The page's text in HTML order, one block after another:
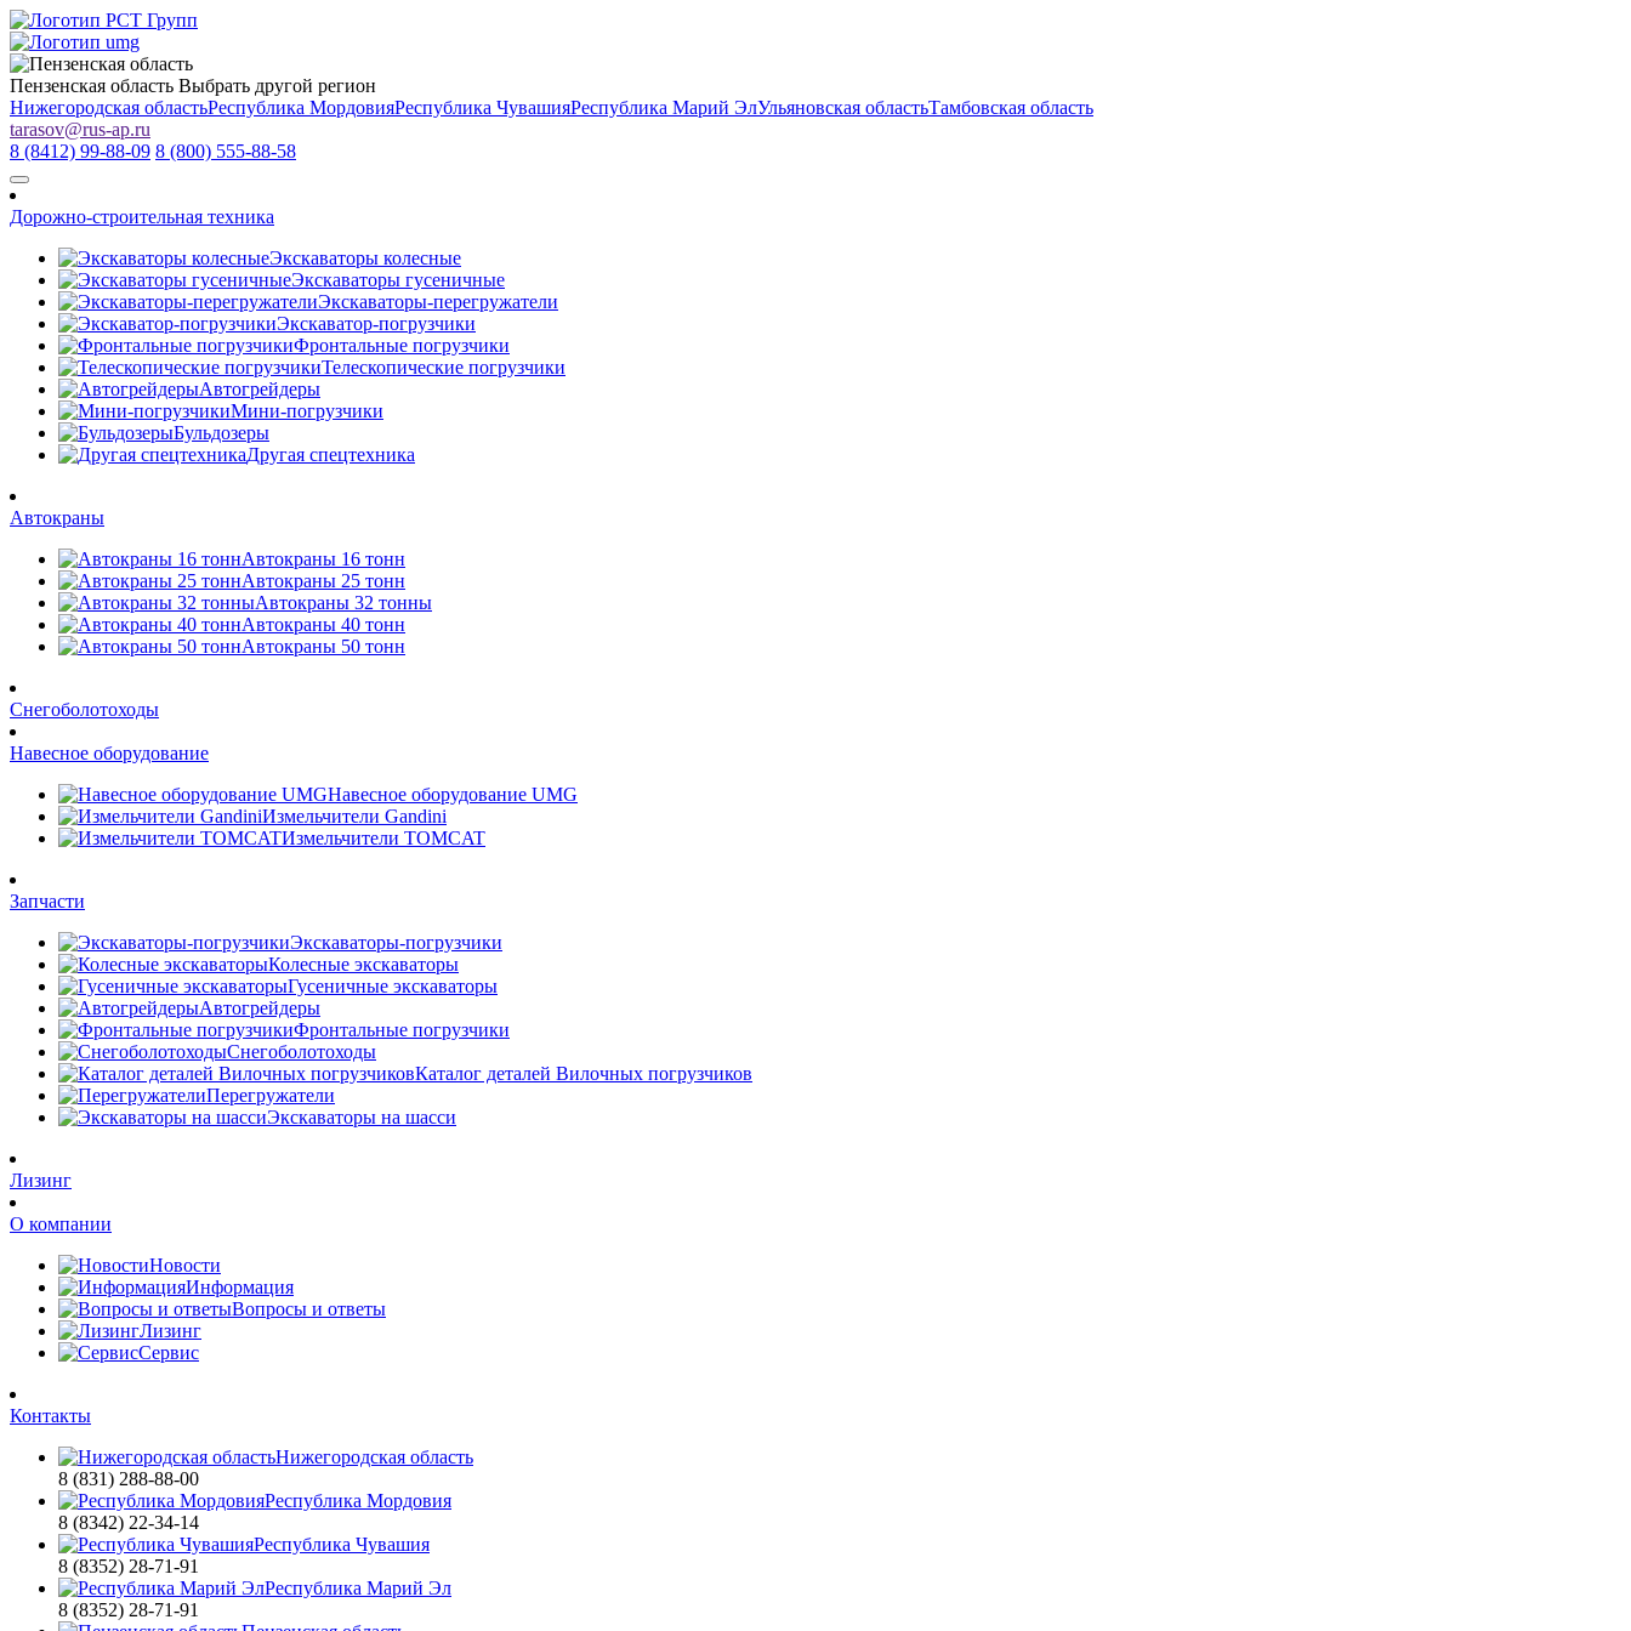
Пензенская область Выбрать другой регион
Нижегородская областьРеспублика МордовияРеспублика ЧувашияРеспублика Марий ЭлУльяновская областьТамбовская область
tarasov@rus-ap.ru
8 (8412) 99-88-09 8 (800) 555-88-58
Дорожно-строительная техника
Экскаваторы колесные
Экскаваторы гусеничные
Экскаваторы-перегружатели
Экскаватор-погрузчики
Фронтальные погрузчики
Телескопические погрузчики
Автогрейдеры
Мини-погрузчики
Бульдозеры
Другая спецтехника
Автокраны
Автокраны 16 тонн
Автокраны 25 тонн
Автокраны 32 тонны
Автокраны 40 тонн
Автокраны 50 тонн
Снегоболотоходы
Навесное оборудование
Навесное оборудование UMG
Измельчители Gandini
Измельчители TOMCAT
Запчасти
Экскаваторы-погрузчики
Колесные экскаваторы
Гусеничные экскаваторы
Автогрейдеры
Фронтальные погрузчики
Снегоболотоходы
Каталог деталей Вилочных погрузчиков
Перегружатели
Экскаваторы на шасси
Лизинг
О компании
Новости
Информация
Вопросы и ответы
Лизинг
Сервис
Контакты
Нижегородская область
8 (831) 288-88-00
Республика Мордовия
8 (8342) 22-34-14
Республика Чувашия
8 (8352) 28-71-91
Республика Марий Эл
8 (8352) 28-71-91